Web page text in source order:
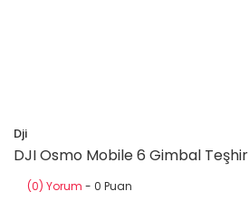
Dji
DJI Osmo Mobile 6 Gimbal Teşhir
(0) Yorum - 0 Puan